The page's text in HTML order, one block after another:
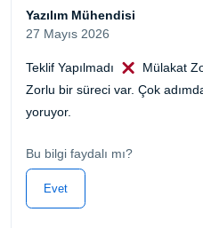
Yazılım Mühendisi
27 Mayıs 2026
Teklif Yapılmadı
Mülakat
Zorlu bir süreci var. Çok
yoruyor.
Bu bilgi faydalı mı?
Evet